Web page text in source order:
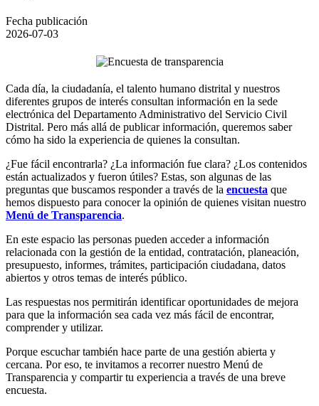
Fecha publicación
2026-07-03
Cada día, la ciudadanía, el talento humano distrital y nuestros
diferentes grupos de interés consultan información en la sede
electrónica del Departamento Administrativo del Servicio Civil
Distrital. Pero más allá de publicar información, queremos saber
cómo ha sido la experiencia de quienes la consultan.
¿Fue fácil encontrarla? ¿La información fue clara? ¿Los contenidos
están actualizados y fueron útiles? Estas, son algunas de las
preguntas que buscamos responder a través de la encuesta que
hemos dispuesto para conocer la opinión de quienes visitan nuestro
Menú de Transparencia.
En este espacio las personas pueden acceder a información
relacionada con la gestión de la entidad, contratación, planeación,
presupuesto, informes, trámites, participación ciudadana, datos
abiertos y otros temas de interés público.
Las respuestas nos permitirán identificar oportunidades de mejora
para que la información sea cada vez más fácil de encontrar,
comprender y utilizar.
Porque escuchar también hace parte de una gestión abierta y
cercana. Por eso, te invitamos a recorrer nuestro Menú de
Transparencia y compartir tu experiencia a través de una breve
encuesta.